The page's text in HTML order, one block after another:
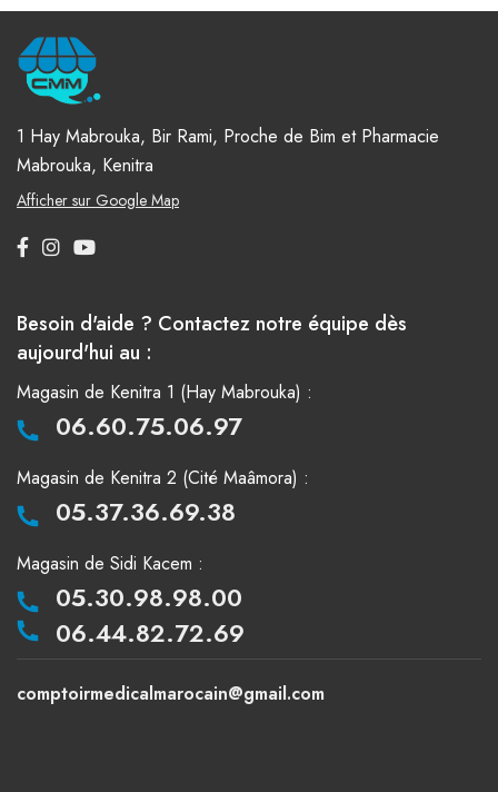
1 Hay Mabrouka, Bir Rami, Proche de Bim et Pharmacie
Mabrouka, Kenitra
Afficher sur Google Map
Besoin d'aide ? Contactez notre équipe dès
aujourd'hui au :
Magasin de Kenitra 1 (Hay Mabrouka) :
06.60.75.06.97
Magasin de Kenitra 2 (Cité Maâmora) :
05.37.36.69.38
Magasin de Sidi Kacem :
05.30.98.98.00
06.44.82.72.69
comptoirmedicalmarocain@gmail.com